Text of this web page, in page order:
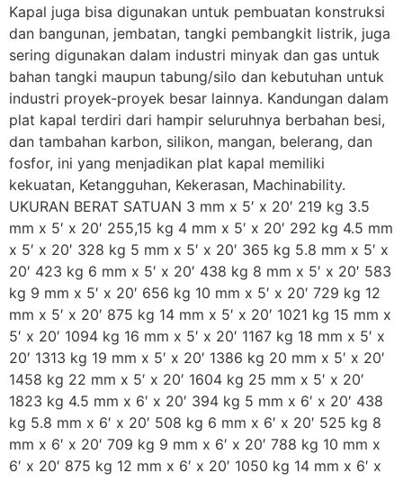
Kapal juga bisa digunakan untuk pembuatan konstruksi
dan bangunan, jembatan, tangki pembangkit listrik, juga
sering digunakan dalam industri minyak dan gas untuk
bahan tangki maupun tabung/silo dan kebutuhan untuk
industri proyek-proyek besar lainnya. Kandungan dalam
plat kapal terdiri dari hampir seluruhnya berbahan besi,
dan tambahan karbon, silikon, mangan, belerang, dan
fosfor, ini yang menjadikan plat kapal memiliki
kekuatan, Ketangguhan, Kekerasan, Machinability.
UKURAN BERAT SATUAN 3 mm x 5′ x 20′ 219 kg 3.5
mm x 5′ x 20′ 255,15 kg 4 mm x 5′ x 20′ 292 kg 4.5 mm
x 5′ x 20′ 328 kg 5 mm x 5′ x 20′ 365 kg 5.8 mm x 5′ x
20′ 423 kg 6 mm x 5′ x 20′ 438 kg 8 mm x 5′ x 20′ 583
kg 9 mm x 5′ x 20′ 656 kg 10 mm x 5′ x 20′ 729 kg 12
mm x 5′ x 20′ 875 kg 14 mm x 5′ x 20′ 1021 kg 15 mm x
5′ x 20′ 1094 kg 16 mm x 5′ x 20′ 1167 kg 18 mm x 5′ x
20′ 1313 kg 19 mm x 5′ x 20′ 1386 kg 20 mm x 5′ x 20′
1458 kg 22 mm x 5′ x 20′ 1604 kg 25 mm x 5′ x 20′
1823 kg 4.5 mm x 6′ x 20′ 394 kg 5 mm x 6′ x 20′ 438
kg 5.8 mm x 6′ x 20′ 508 kg 6 mm x 6′ x 20′ 525 kg 8
mm x 6′ x 20′ 709 kg 9 mm x 6′ x 20′ 788 kg 10 mm x
6′ x 20′ 875 kg 12 mm x 6′ x 20′ 1050 kg 14 mm x 6′ x